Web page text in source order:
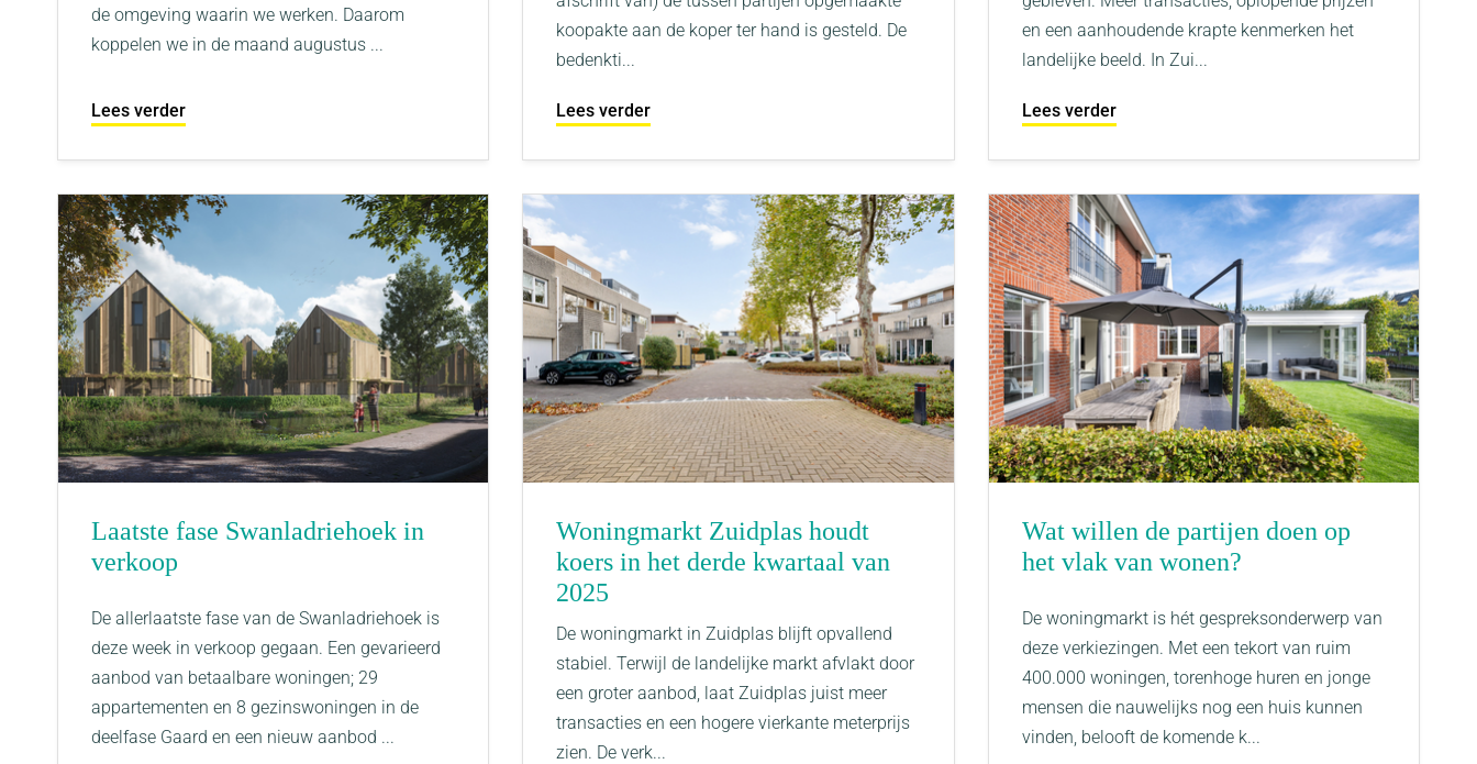
de omgeving waarin we werken. Daarom
koppelen we in de maand augustus ...
Lees verder
koopakte aan de koper ter hand is gesteld. De
bedenkti...
Lees verder
en een aanhoudende krapte kenmerken het
landelijke beeld. In Zui...
Lees verder
Laatste fase Swanladriehoek in
verkoop
De allerlaatste fase van de Swanladriehoek is
deze week in verkoop gegaan. Een gevarieerd
aanbod van betaalbare woningen; 29
appartementen en 8 gezinswoningen in de
deelfase Gaard en een nieuw aanbod ...
Woningmarkt Zuidplas houdt
koers in het derde kwartaal van
2025
​De woningmarkt in Zuidplas blijft opvallend
stabiel. Terwijl de landelijke markt afvlakt door
een groter aanbod, laat Zuidplas juist meer
transacties en een hogere vierkante meterprijs
zien. De verk...
Wat willen de partijen doen op
het vlak van wonen?
De woningmarkt is hét gespreksonderwerp van
deze verkiezingen. Met een tekort van ruim
400.000 woningen, torenhoge huren en jonge
mensen die nauwelijks nog een huis kunnen
vinden, belooft de komende k...